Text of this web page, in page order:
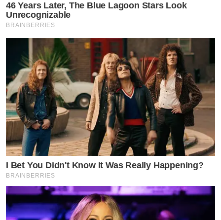
46 Years Later, The Blue Lagoon Stars Look
Unrecognizable
BRAINBERRIES
I Bet You Didn't Know It Was Really Happening?
BRAINBERRIES